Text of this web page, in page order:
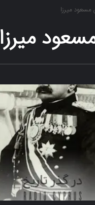
میرزا
میرزا